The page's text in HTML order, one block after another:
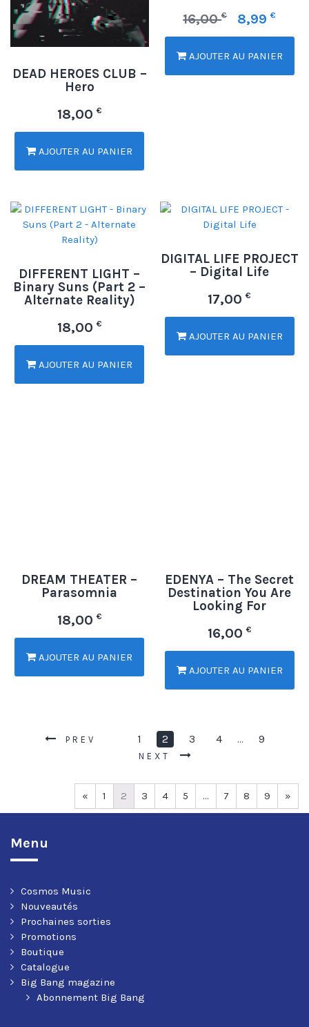
DEAD HEROES CLUB –
Hero
18,00 €
AJOUTER AU PANIER
16,00€ 8,99€
AJOUTER AU PANIER
DIFFERENT LIGHT –
Binary Suns (Part 2 –
Alternate Reality)
18,00 €
AJOUTER AU PANIER
DIGITAL LIFE PROJECT
– Digital Life
17,00€
AJOUTER AU PANIER
DREAM THEATER –
Parasomnia
18,00 €
AJOUTER AU PANIER
EDENYA – The Secret
Destination You Are
Looking For
16,00 €
AJOUTER AU PANIER
PREV 1 2 3 4 … 9
NEXT
« 1 2 3 4 5 … 7 8 9 »
Menu
Cosmos Music
Nouveautés
Prochaines sorties
Promotions
Boutique
Catalogue
Big Bang magazine
Abonnement Big Bang